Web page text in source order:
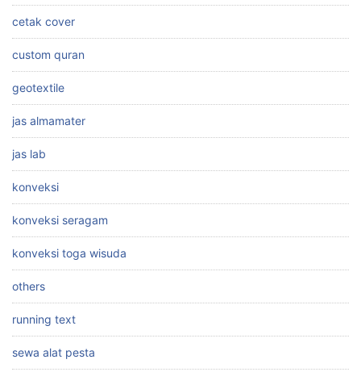
cetak cover
custom quran
geotextile
jas almamater
jas lab
konveksi
konveksi seragam
konveksi toga wisuda
others
running text
sewa alat pesta